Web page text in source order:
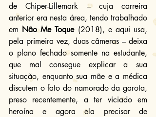
de Chiper-Lillemark – cuja carreira
anterior era nesta área, tendo trabalhado
em Não Me Toque (2018), e aqui usa,
pela primeira vez, duas câmeras – deixa
o plano fechado somente na estudante,
que mal consegue explicar a sua
situação, enquanto sua mãe e a médica
discutem o fato do namorado da garota,
preso recentemente, a ter viciado em
heroína e agora ela precisar de